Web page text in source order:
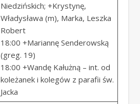
Niedzińskich; +Krystynę,
Władysława (m), Marka, Leszka
Robert
18:00 +Mariannę Senderowską
(greg. 19)
18:00 +Wandę Kałużną – int. od
koleżanek i kolegów z parafii św.
Jacka